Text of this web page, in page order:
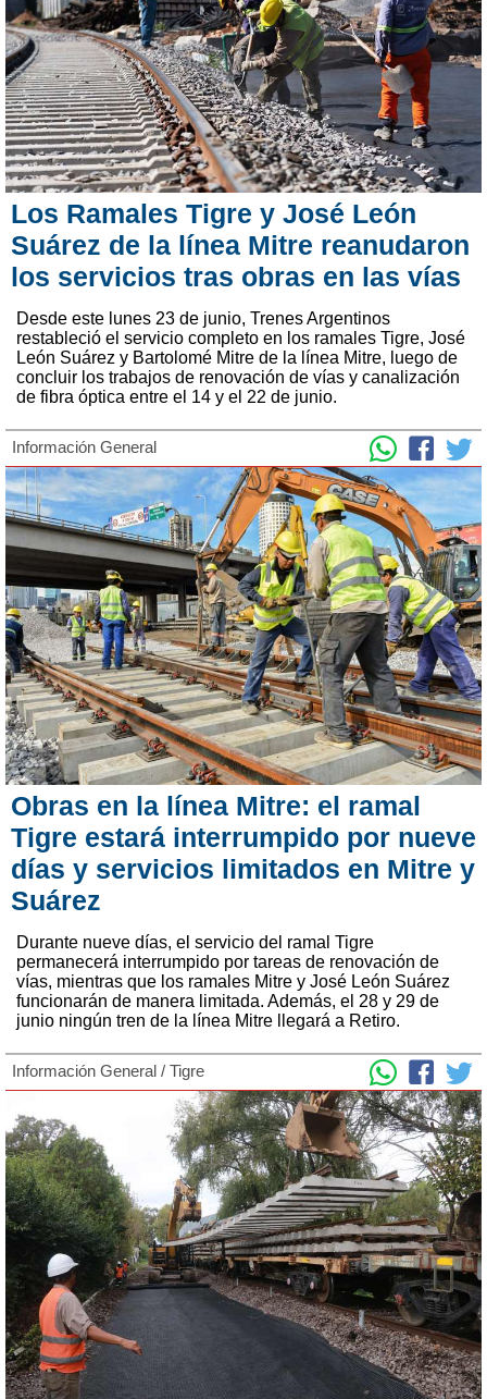
Los Ramales Tigre y José León
Suárez de la línea Mitre reanudaron
los servicios tras obras en las vías
Desde este lunes 23 de junio, Trenes Argentinos
restableció el servicio completo en los ramales Tigre, José
León Suárez y Bartolomé Mitre de la línea Mitre, luego de
concluir los trabajos de renovación de vías y canalización
de fibra óptica entre el 14 y el 22 de junio.
Información General
Obras en la línea Mitre: el ramal
Tigre estará interrumpido por nueve
días y servicios limitados en Mitre y
Suárez
Durante nueve días, el servicio del ramal Tigre
permanecerá interrumpido por tareas de renovación de
vías, mientras que los ramales Mitre y José León Suárez
funcionarán de manera limitada. Además, el 28 y 29 de
junio ningún tren de la línea Mitre llegará a Retiro.
Información General / Tigre